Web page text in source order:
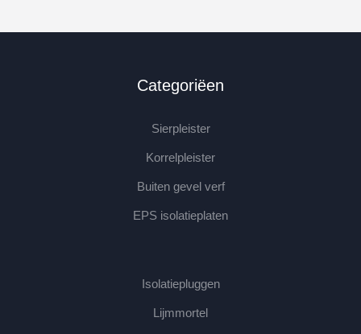
Categoriëen
Sierpleister
Korrelpleister
Buiten gevel verf
EPS isolatieplaten
Isolatiepluggen
Lijmmortel